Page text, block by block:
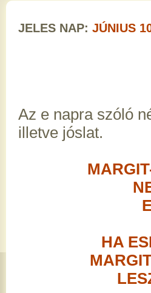
JELES NAP: JÚNIUS
Az e napra szóló
illetve jóslat.
HA